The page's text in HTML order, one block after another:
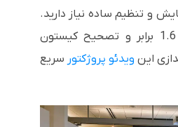
و تنظیم ساده نیاز دارید.
با بزرگنمایی تصویر 1.6 برابر و تصحیح کیستون
این ویدئو پروژکتور سریع